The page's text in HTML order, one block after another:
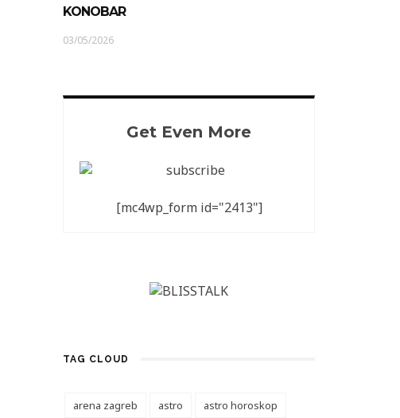
KONOBAR
03/05/2026
Get Even More
[mc4wp_form id="2413"]
TAG CLOUD
arena zagreb astro
astro horoskop